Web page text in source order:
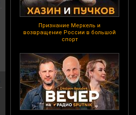
Признание Меркель и
возвращение России в большой
спорт